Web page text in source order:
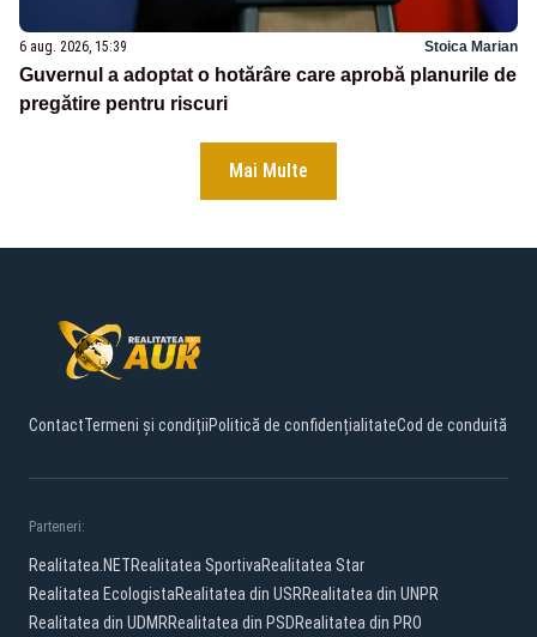
6 aug. 2026, 15:39 Stoica Marian
Guvernul a adoptat o hotărâre care aprobă planurile de
pregătire pentru riscuri
Mai Multe
ContactTermeni și condițiiPolitică de confidențialitateCod de conduită
Parteneri:
Realitatea.NETRealitatea SportivaRealitatea Star
Realitatea EcologistaRealitatea din USRRealitatea din UNPR
Realitatea din UDMRRealitatea din PSDRealitatea din PRO